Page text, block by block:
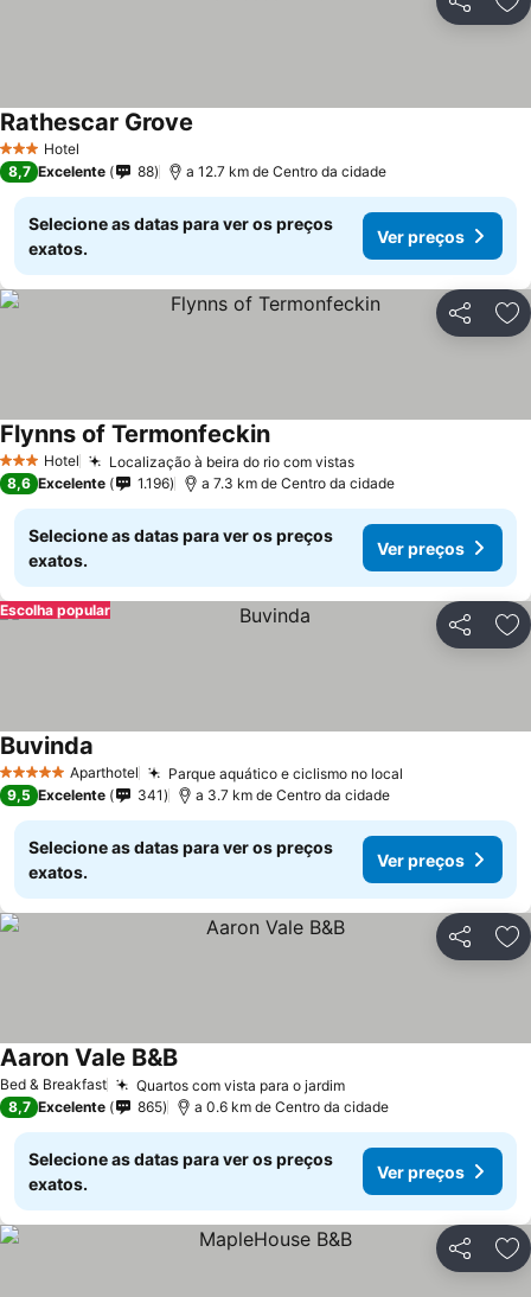
Partilhar
3 EstrelasHotel
Rathescar Grove
8,7 Excelente 88 a 12.7 km de Centro da cidade
Selecione as datas para ver os preços
exatos.
Ver preços
Partilhar
3 EstrelasHotel Localização à beira do rio com vistas
Flynns of Termonfeckin
8,6 Excelente 1.196 a 7.3 km de Centro da cidade
Selecione as datas para ver os preços
exatos.
Ver preços
Partilhar
Escolha popular
5 Estrelas Aparthotel Parque aquático e ciclismo no local
Buvinda
9,5 Excelente 341 a 3.7 km de Centro da cidade
Selecione as datas para ver os preços
exatos.
Ver preços
Partilhar
Bed & Breakfast Quartos com vista para o jardim
Aaron Vale B&B
8,7 Excelente 865 a 0.6 km de Centro da cidade
Selecione as datas para ver os preços
exatos.
Ver preços
Partilhar